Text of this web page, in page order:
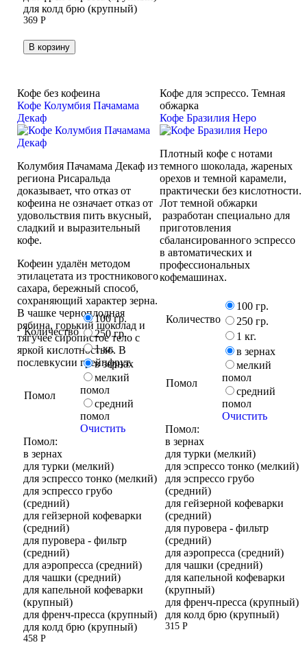
для колд брю (крупный)
369 Р
В корзину
Кофе для эспрессо. Темная
обжарка
Кофе Бразилия Неро
Плотный кофе с нотами
темного шоколада, жареных
орехов и темной карамели,
практически без кислотности.
Лот темной обжарки
разработан специально для
приготовления
сбалансированного эспрессо
в автоматических и
профессиональных
кофемашинах.
Количество
100 гр.
250 гр.
1 кг.
Помол
в зернах
мелкий
помол
средний
помол
Очистить
Помол:
в зернах
для турки (мелкий)
для эспрессо тонко (мелкий)
для эспрессо грубо
(средний)
для гейзерной кофеварки
(средний)
для пуровера - фильтр
(средний)
для аэропресса (средний)
для чашки (средний)
для капельной кофеварки
(крупный)
для френч-пресса (крупный)
для колд брю (крупный)
315 Р
Кофе без кофеина
Кофе Колумбия Пачамама
Декаф
Колумбия Пачамама Декаф из
региона Рисаральда
доказывает, что отказ от
кофеина не означает отказ от
удовольствия пить вкусный,
сладкий и выразительный
кофе.
Кофеин удалён методом
этилацетата из тростникового
сахара, бережный способ,
сохраняющий характер зерна.
В чашке черноплодная
рябина, горький шоколад и
тягучее сиропистое тело с
яркой кислотностью. В
послевкусии грейпфрут.
Количество
100 гр.
250 гр.
1 кг.
Помол
в зернах
мелкий
помол
средний
помол
Очистить
Помол:
в зернах
для турки (мелкий)
для эспрессо тонко (мелкий)
для эспрессо грубо
(средний)
для гейзерной кофеварки
(средний)
для пуровера - фильтр
(средний)
для аэропресса (средний)
для чашки (средний)
для капельной кофеварки
(крупный)
для френч-пресса (крупный)
для колд брю (крупный)
458 Р